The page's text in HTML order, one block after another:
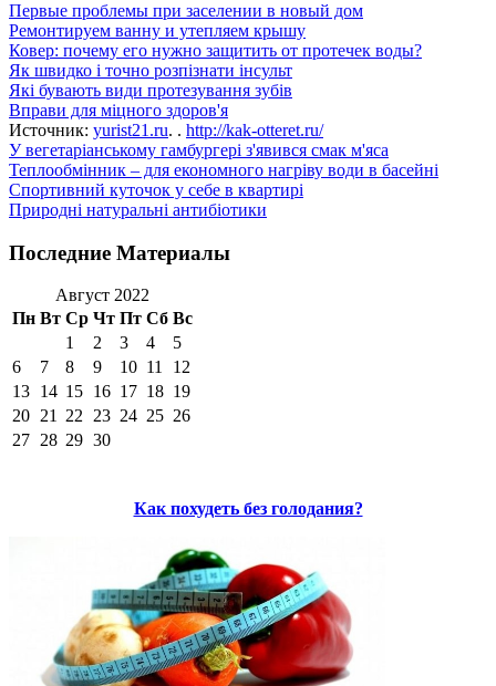
Первые проблемы при заселении в новый дом
Ремонтируем ванну и утепляем крышу
Ковер: почему его нужно защитить от протечек воды?
Як швидко і точно розпізнати інсульт
Які бувають види протезування зубів
Вправи для міцного здоров'я
Источник: yurist21.ru. . http://kak-otteret.ru/
У вегетаріанському гамбургері з'явився смак м'яса
Теплообмінник – для економного нагріву води в басейні
Спортивний куточок у себе в квартирі
Природні натуральні антибіотики
Последние Материалы
Август 2022
Пн Вт Ср Чт Пт Сб Вс
1
2 3 4
5
6
7 8 9 10 11
12
13 14 15 16 17 18 19
20 21 22 23 24 25 26
27 28 29 30
Как похудеть без голодания?